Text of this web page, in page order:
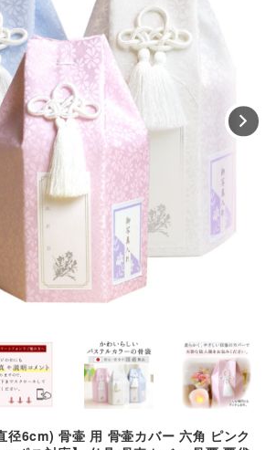
径6cm) 骨壷 用 骨壷カバー 六角 ピンク